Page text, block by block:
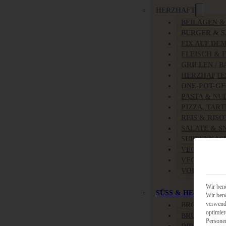
HERZHAFT
SALATE &
SÜSS & HERZHAFT
BRUNCH &
Wir
Wir